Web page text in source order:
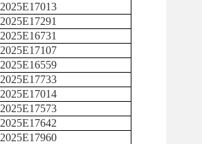
2025E17013
2025E17291
2025E16731
2025E17107
2025E16559
2025E17733
2025E17014
2025E17573
2025E17642
2025E17960